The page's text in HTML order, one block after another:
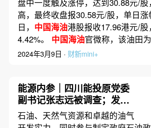
盘中一度触及涨停，达到30.88元/
高，最终收盘报30.58元/股，单日
日， 中国海油港股报收17.96港元/
4.42%。 中国海油官微称，该油田
2024年3月9日 · 财新mini+
能源内参｜四川能投原党委
副书记张志远被调查；发电
量大幅提升 上海电力上半年
扭亏为盈
石油、天然气资源和卓越的油气